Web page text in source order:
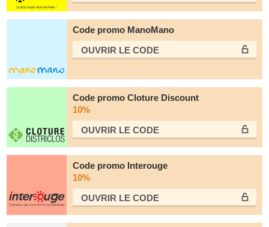
Code promo ManoMano
OUVRIR LE СODE
Code promo Cloture Discount
10%
OUVRIR LE СODE
Code promo Interouge
10%
OUVRIR LE СODE